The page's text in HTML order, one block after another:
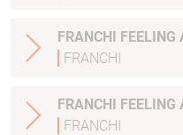
FRANCHI
FRANCHI
FRANCHI
FRANCHI